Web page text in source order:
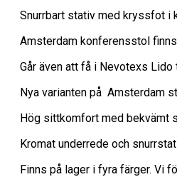
Snurrbart stativ med kryssfot i
Amsterdam konferensstol
Går även att få i Nevotexs
Nya varianten på Amsterdam
Hög sittkomfort med bekvämt
Kromat underrede och
Finns på lager i fyra färger. Vi